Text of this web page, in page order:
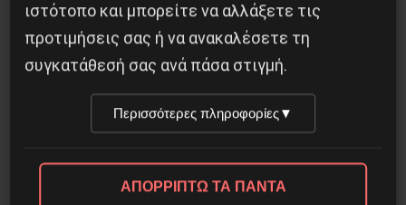
Στρατόπεδο Χατζηπεντή στο Κουφόβουνο
Έβρου:Μόνο σε μια μονάδα οι 30 στους 60
είναι θετικοί στον Κορονοϊό
ιστότοπο και μπορείτε να αλλάξετε τις
προτιμήσεις σας ή να ανακαλέσετε τη
συγκατάθεσή σας ανά πάσα στιγμή.
Περισσότερες πληροφορίες▼
ΑΠΟΡΡΙΠΤΩ ΤΑ ΠΑΝΤΑ